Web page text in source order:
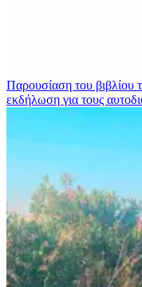
Παρουσίαση του βιβλίου
εκδήλωση για τους